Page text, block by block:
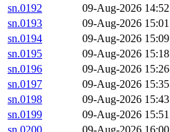
sn.0192
09-Aug-2026 14:52
sn.0193
09-Aug-2026 15:01
sn.0194
09-Aug-2026 15:09
sn.0195
09-Aug-2026 15:18
sn.0196
09-Aug-2026 15:26
sn.0197
09-Aug-2026 15:35
sn.0198
09-Aug-2026 15:43
sn.0199
09-Aug-2026 15:51